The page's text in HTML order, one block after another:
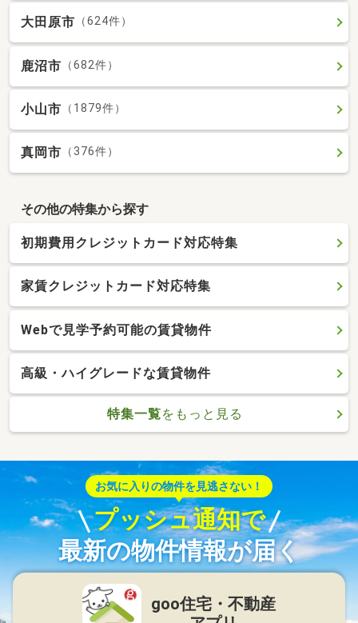
大田原市 （624件）
鹿沼市 （682件）
小山市 （1879件）
真岡市 （376件）
その他の特集から探す
初期費用クレジットカード対応特集
家賃クレジットカード対応特集
Webで見学予約可能の賃貸物件
高級・ハイグレードな賃貸物件
特集一覧をもっと見る
お気に入りの物件を見逃さない！
プッシュ通知で
最新の物件情報が届く
goo住宅・不動産